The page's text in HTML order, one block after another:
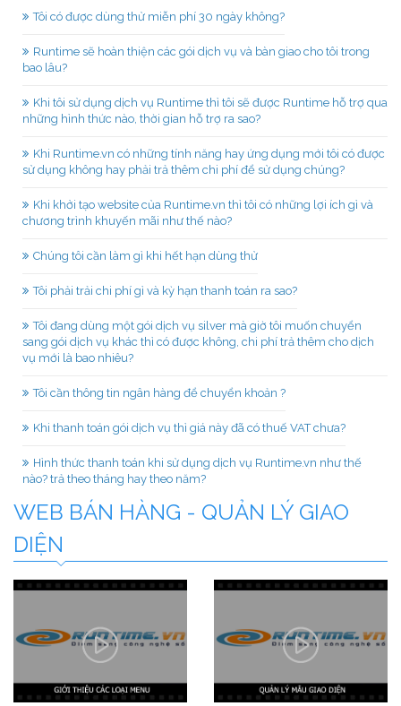
Tôi có được dùng thử miễn phí 30 ngày không?
Runtime sẽ hoàn thiện các gói dịch vụ và bàn giao cho tôi trong
bao lâu?
Khi tôi sử dụng dịch vụ Runtime thì tôi sẽ được Runtime hỗ trợ qua
những hình thức nào, thời gian hỗ trợ ra sao?
Khi Runtime.vn có những tính năng hay ứng dụng mới tôi có được
sử dụng không hay phải trả thêm chi phí để sử dụng chúng?
Khi khởi tạo website của Runtime.vn thì tôi có những lợi ích gì và
chương trình khuyến mãi như thế nào?
Chúng tôi cần làm gì khi hết hạn dùng thử
Tôi phải trải chi phí gì và kỳ hạn thanh toán ra sao?
Tôi đang dùng một gói dịch vụ silver mà giờ tôi muốn chuyển
sang gói dịch vụ khác thì có được không, chi phí trả thêm cho dịch
vụ mới là bao nhiêu?
Tôi cần thông tin ngân hàng để chuyển khoản ?
Khi thanh toán gói dịch vụ thì giá này đã có thuế VAT chưa?
Hình thức thanh toán khi sử dụng dịch vụ Runtime.vn như thế
nào? trả theo tháng hay theo năm?
WEB BÁN HÀNG - QUẢN LÝ GIAO
DIỆN